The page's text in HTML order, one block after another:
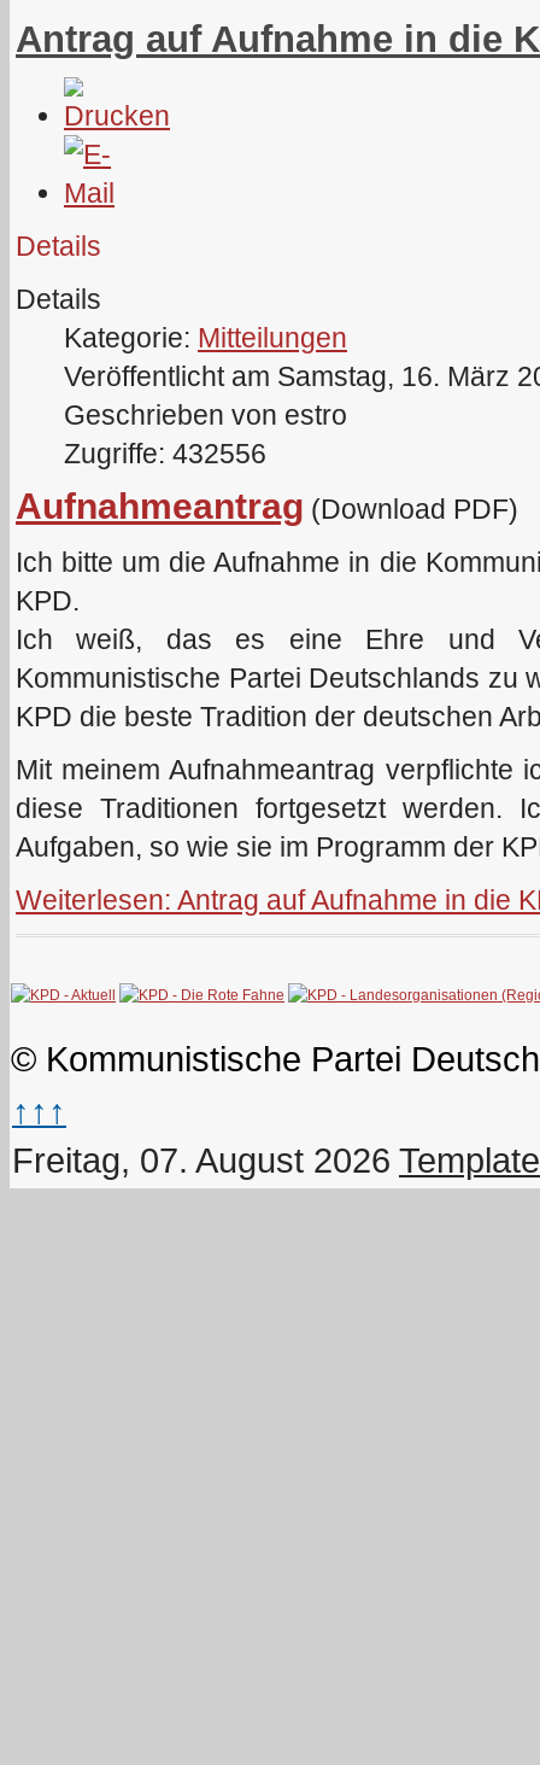
Antrag auf Aufnahme in die
Details
Details
Kategorie: Mitteilungen
Veröffentlicht am Samstag, 16. März
Geschrieben von estro
Zugriffe: 432556
Aufnahmeantrag (Download PDF)
Ich bitte um die Aufnahme in die
KPD.
Ich weiß, das es eine Ehre und
Kommunistische Partei Deutschlands zu
KPD die beste Tradition der deutschen
Mit meinem Aufnahmeantrag verpflichte
diese Traditionen fortgesetzt werden.
Aufgaben, so wie sie im Programm der
Weiterlesen: Antrag auf Aufnahme in die
© Kommunistische Partei
↑↑↑
Freitag, 07. August 2026